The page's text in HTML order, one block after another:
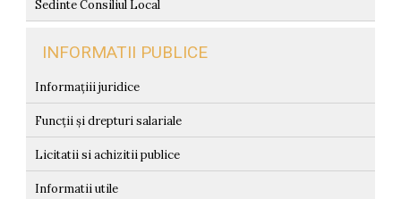
Sedinte Consiliul Local
INFORMATII PUBLICE
Informațiii juridice
Funcții și drepturi salariale
Licitatii si achizitii publice
Informatii utile